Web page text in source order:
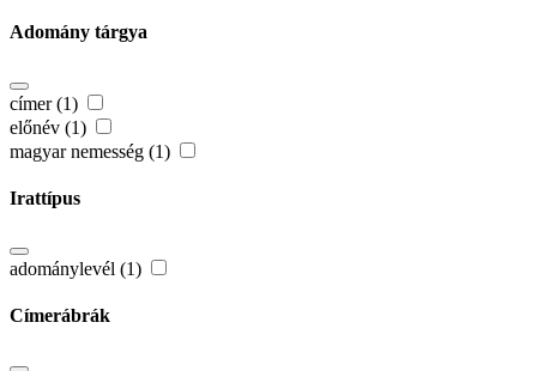
Adomány tárgya
címer (1)
előnév (1)
magyar nemesség (1)
Irattípus
adománylevél (1)
Címerábrák